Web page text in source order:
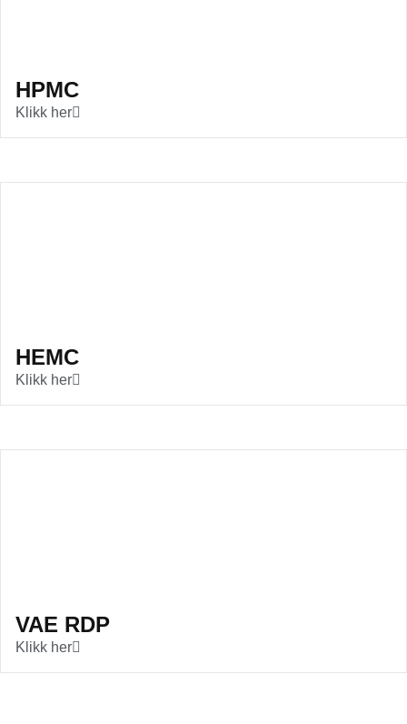
HPMC
Klikk her
HEMC
Klikk her
VAE RDP
Klikk her